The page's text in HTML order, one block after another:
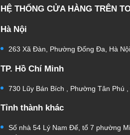
HỆ THỐNG CỬA HÀNG TRÊN
Hà Nội
263 Xã Đàn, Phường Đống Đa, Hà Nội
TP. Hồ Chí Minh
730 Lũy Bán Bích , Phường Tân Phú
Tỉnh thành khác
Số nhà 54 Lý Nam Đế, tổ 7 phường